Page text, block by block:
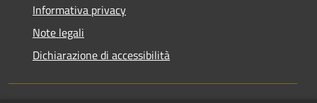
Informativa privacy
Note legali
Dichiarazione di accessibilità